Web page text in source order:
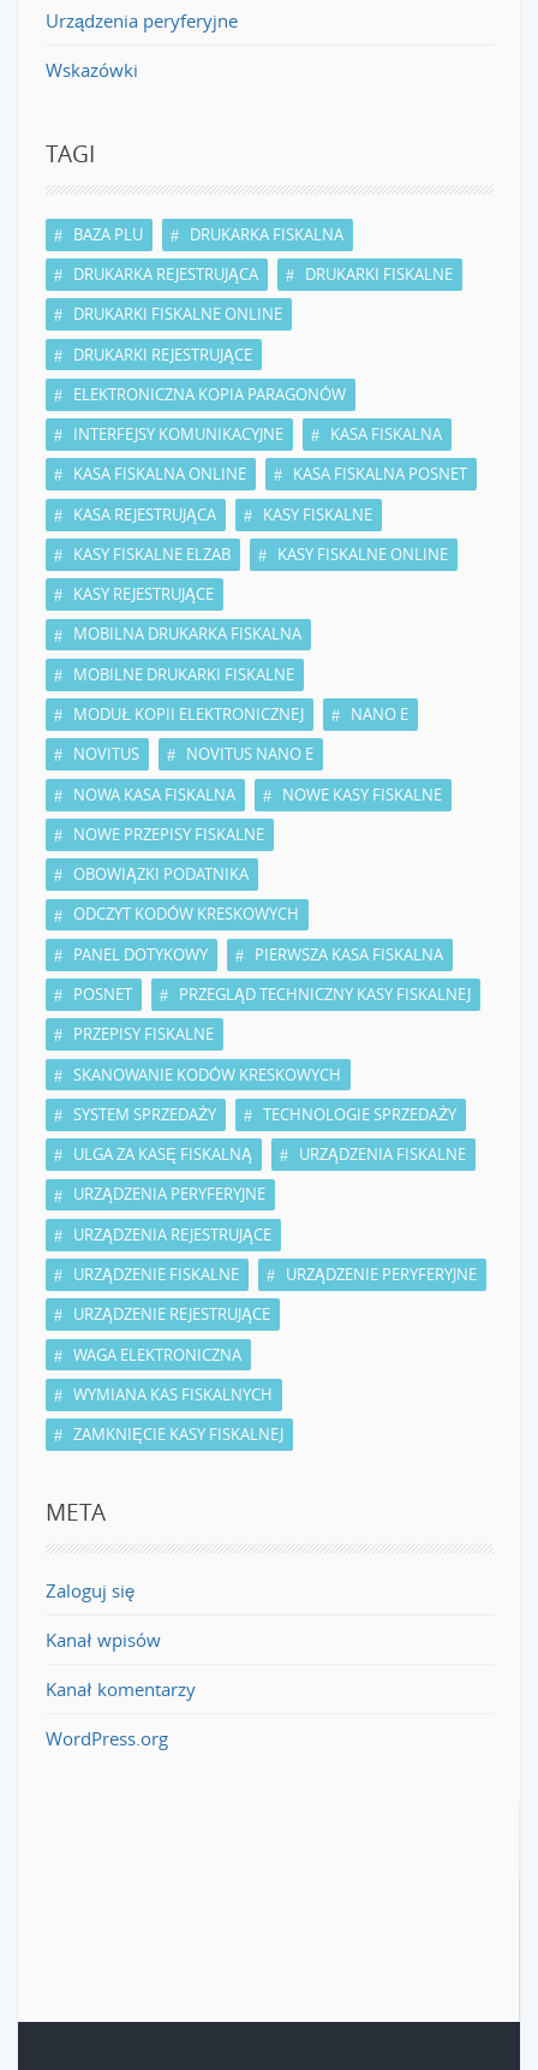
Urządzenia peryferyjne
Wskazówki
TAGI
BAZA PLU
DRUKARKA FISKALNA
DRUKARKA REJESTRUJĄCA
DRUKARKI FISKALNE
DRUKARKI FISKALNE ONLINE
DRUKARKI REJESTRUJĄCE
ELEKTRONICZNA KOPIA PARAGONÓW
INTERFEJSY KOMUNIKACYJNE
KASA FISKALNA
KASA FISKALNA ONLINE
KASA FISKALNA POSNET
KASA REJESTRUJĄCA
KASY FISKALNE
KASY FISKALNE ELZAB
KASY FISKALNE ONLINE
KASY REJESTRUJĄCE
MOBILNA DRUKARKA FISKALNA
MOBILNE DRUKARKI FISKALNE
MODUŁ KOPII ELEKTRONICZNEJ
NANO E
NOVITUS
NOVITUS NANO E
NOWA KASA FISKALNA
NOWE KASY FISKALNE
NOWE PRZEPISY FISKALNE
OBOWIĄZKI PODATNIKA
ODCZYT KODÓW KRESKOWYCH
PANEL DOTYKOWY
PIERWSZA KASA FISKALNA
POSNET
PRZEGLĄD TECHNICZNY KASY FISKALNEJ
PRZEPISY FISKALNE
SKANOWANIE KODÓW KRESKOWYCH
SYSTEM SPRZEDAŻY
TECHNOLOGIE SPRZEDAŻY
ULGA ZA KASĘ FISKALNĄ
URZĄDZENIA FISKALNE
URZĄDZENIA PERYFERYJNE
URZĄDZENIA REJESTRUJĄCE
URZĄDZENIE FISKALNE
URZĄDZENIE PERYFERYJNE
URZĄDZENIE REJESTRUJĄCE
WAGA ELEKTRONICZNA
WYMIANA KAS FISKALNYCH
ZAMKNIĘCIE KASY FISKALNEJ
META
Zaloguj się
Kanał wpisów
Kanał komentarzy
WordPress.org